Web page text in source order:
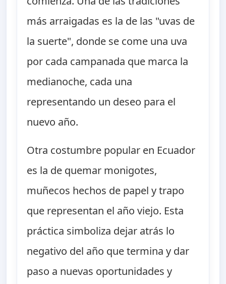
más arraigadas es la de las "uvas de
la suerte", donde se come una uva
por cada campanada que marca la
medianoche, cada una
representando un deseo para el
nuevo año.
Otra costumbre popular en Ecuador
es la de quemar monigotes,
muñecos hechos de papel y trapo
que representan el año viejo. Esta
práctica simboliza dejar atrás lo
negativo del año que termina y dar
paso a nuevas oportunidades y